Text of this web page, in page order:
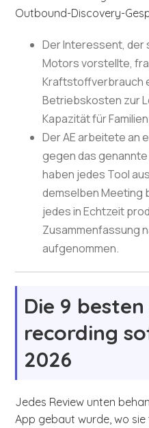
Outbound-Discovery-
Der Interessent, der
Motors vorstellte,
Kraftstoffverbrauch
Betriebskosten zur
Kapazität für
Der AE arbeitete an
gegen das
haben jedes Tool
demselben Meeting
jedes in Echtzeit
Zusammenfassung
aufgenommen.
Die 9
recording
2026
Jedes Review unten
App gebaut wurde, wo